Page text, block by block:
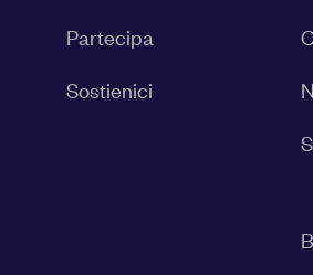
Partecipa
Sostienici